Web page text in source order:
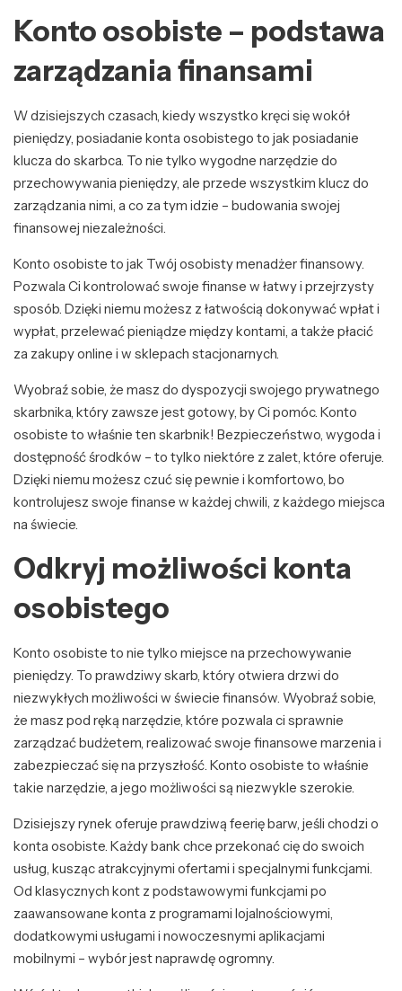
Konto osobiste – podstawa
zarządzania finansami
W dzisiejszych czasach, kiedy wszystko kręci się wokół
pieniędzy, posiadanie konta osobistego to jak posiadanie
klucza do skarbca. To nie tylko wygodne narzędzie do
przechowywania pieniędzy, ale przede wszystkim klucz do
zarządzania nimi, a co za tym idzie – budowania swojej
finansowej niezależności.
Konto osobiste to jak Twój osobisty menadżer finansowy.
Pozwala Ci kontrolować swoje finanse w łatwy i przejrzysty
sposób. Dzięki niemu możesz z łatwością dokonywać wpłat i
wypłat, przelewać pieniądze między kontami, a także płacić
za zakupy online i w sklepach stacjonarnych.
Wyobraź sobie, że masz do dyspozycji swojego prywatnego
skarbnika, który zawsze jest gotowy, by Ci pomóc. Konto
osobiste to właśnie ten skarbnik! Bezpieczeństwo, wygoda i
dostępność środków – to tylko niektóre z zalet, które oferuje.
Dzięki niemu możesz czuć się pewnie i komfortowo, bo
kontrolujesz swoje finanse w każdej chwili, z każdego miejsca
na świecie.
Odkryj możliwości konta
osobistego
Konto osobiste to nie tylko miejsce na przechowywanie
pieniędzy. To prawdziwy skarb, który otwiera drzwi do
niezwykłych możliwości w świecie finansów. Wyobraź sobie,
że masz pod ręką narzędzie, które pozwala ci sprawnie
zarządzać budżetem, realizować swoje finansowe marzenia i
zabezpieczać się na przyszłość. Konto osobiste to właśnie
takie narzędzie, a jego możliwości są niezwykle szerokie.
Dzisiejszy rynek oferuje prawdziwą feerię barw, jeśli chodzi o
konta osobiste. Każdy bank chce przekonać cię do swoich
usług, kusząc atrakcyjnymi ofertami i specjalnymi funkcjami.
Od klasycznych kont z podstawowymi funkcjami po
zaawansowane konta z programami lojalnościowymi,
dodatkowymi usługami i nowoczesnymi aplikacjami
mobilnymi – wybór jest naprawdę ogromny.